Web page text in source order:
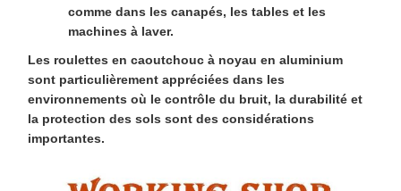
comme dans les canapés, les tables et les
machines à laver.
Les roulettes en caoutchouc à noyau en aluminium
sont particulièrement appréciées dans les
environnements où le contrôle du bruit, la durabilité et
la protection des sols sont des considérations
importantes.